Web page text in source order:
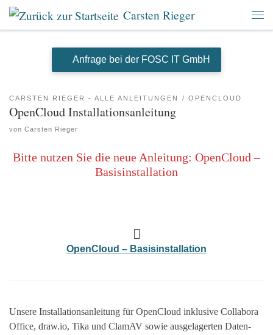
Zum Inhalt springen Carsten Rieger
Anfrage bei der FOSC IT GmbH
CARSTEN RIEGER - ALLE ANLEITUNGEN OPENCLOUD
OpenCloud Installationsanleitung
von Carsten Rieger
Bitte nutzen Sie die neue Anleitung: OpenCloud –
Basisinstallation
OpenCloud – Basisinstallation
Unsere Installationsanleitung für OpenCloud inklusive Collabora
Office, draw.io, Tika und ClamAV sowie ausgelagerten Daten-